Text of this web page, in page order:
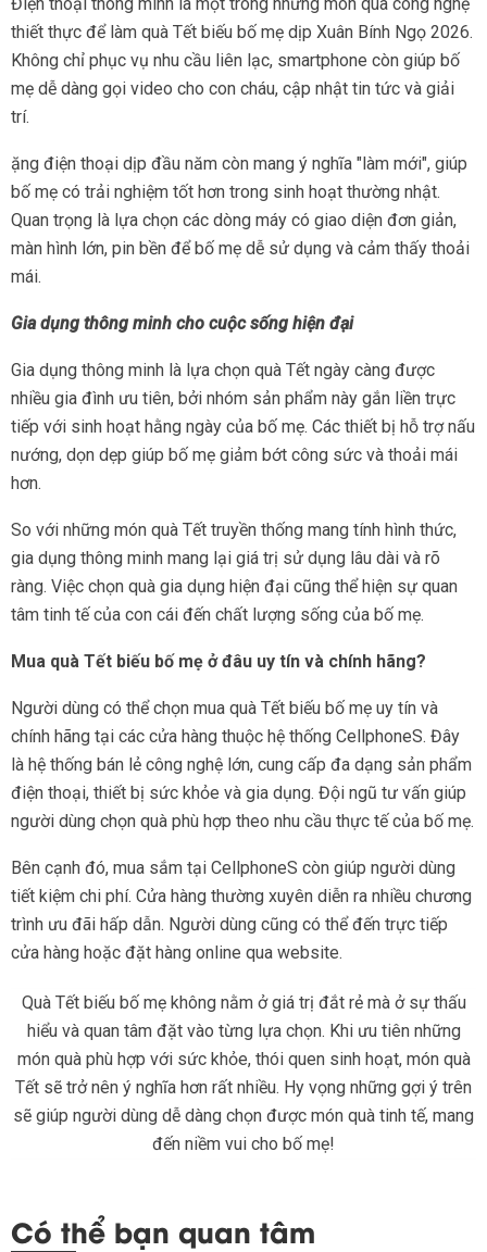
thiết thực để làm quà Tết biếu bố mẹ dịp Xuân Bính Ngọ 2026.
Không chỉ phục vụ nhu cầu liên lạc, smartphone còn giúp bố
mẹ dễ dàng gọi video cho con cháu, cập nhật tin tức và giải
trí.
ặng điện thoại dịp đầu năm còn mang ý nghĩa "làm mới", giúp
bố mẹ có trải nghiệm tốt hơn trong sinh hoạt thường nhật.
Quan trọng là lựa chọn các dòng máy có giao diện đơn giản,
màn hình lớn, pin bền để bố mẹ dễ sử dụng và cảm thấy thoải
mái.
Gia dụng thông minh cho cuộc sống hiện đại
Gia dụng thông minh là lựa chọn quà Tết ngày càng được
nhiều gia đình ưu tiên, bởi nhóm sản phẩm này gắn liền trực
tiếp với sinh hoạt hằng ngày của bố mẹ. Các thiết bị hỗ trợ nấu
nướng, dọn dẹp giúp bố mẹ giảm bớt công sức và thoải mái
hơn.
So với những món quà Tết truyền thống mang tính hình thức,
gia dụng thông minh mang lại giá trị sử dụng lâu dài và rõ
ràng. Việc chọn quà gia dụng hiện đại cũng thể hiện sự quan
tâm tinh tế của con cái đến chất lượng sống của bố mẹ.
Mua quà Tết biếu bố mẹ ở đâu uy tín và chính hãng?
Người dùng có thể chọn mua quà Tết biếu bố mẹ uy tín và
chính hãng tại các cửa hàng thuộc hệ thống CellphoneS. Đây
là hệ thống bán lẻ công nghệ lớn, cung cấp đa dạng sản phẩm
điện thoại, thiết bị sức khỏe và gia dụng. Đội ngũ tư vấn giúp
người dùng chọn quà phù hợp theo nhu cầu thực tế của bố mẹ.
Bên cạnh đó, mua sắm tại CellphoneS còn giúp người dùng
tiết kiệm chi phí. Cửa hàng thường xuyên diễn ra nhiều chương
trình ưu đãi hấp dẫn. Người dùng cũng có thể đến trực tiếp
cửa hàng hoặc đặt hàng online qua website.
Quà Tết biếu bố mẹ không nằm ở giá trị đắt rẻ mà ở sự thấu
hiểu và quan tâm đặt vào từng lựa chọn. Khi ưu tiên những
món quà phù hợp với sức khỏe, thói quen sinh hoạt, món quà
Tết sẽ trở nên ý nghĩa hơn rất nhiều. Hy vọng những gợi ý trên
sẽ giúp người dùng dễ dàng chọn được món quà tinh tế, mang
đến niềm vui cho bố mẹ!
Có thể bạn quan tâm